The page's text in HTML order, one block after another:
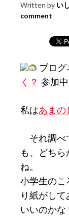
Written by い
comment
ブログ
く？ 参加中
私はあまの
それ調べ
も、どち
ね。
小学生のこ
り紙がし
いいのか